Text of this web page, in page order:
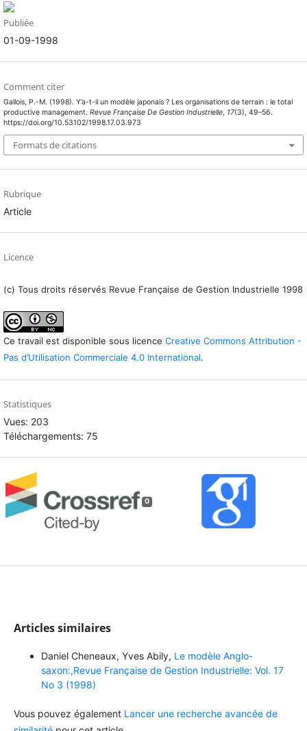
Publiée
01-09-1998
Comment citer
Gallois, P.-M. (1998). Y’a-t-il un modèle japonais ? Les organisations de terrain : le total
productive management. Revue Française De Gestion Industrielle, 17(3), 49–56.
https://doi.org/10.53102/1998.17.03.973
Formats de citations
Rubrique
Article
Licence
(c) Tous droits réservés Revue Française de Gestion Industrielle 1998
Ce travail est disponible sous licence Creative Commons Attribution -
Pas d’Utilisation Commerciale 4.0 International.
Statistiques
Vues: 203
Téléchargements: 75
0
Articles similaires
Daniel Cheneaux, Yves Abily, Le modèle Anglo-
saxon:,Revue Française de Gestion Industrielle: Vol. 17
No 3 (1998)
Vous pouvez également Lancer une recherche avancée de